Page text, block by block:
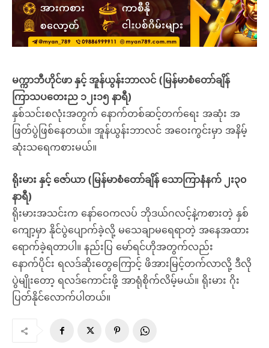
မက္ကာဘီဟိုင်ဖာ နှင့် အူန်ယွန်းဘာလင် (မြန်မာစံတော်ချိန်
ကြာသပတေးည ၁၂း၁၅ နာရီ)
နှစ်သင်းစလုံးအတွက် နောက်တစ်ဆင့်တက်ရေး အဆုံး အ
ဖြတ်ပွဲဖြစ်နေတယ်။ အူန်ယွန်းဘာလင် အဝေးကွင်းမှာ အနိမ့်
ဆုံးသရေကစားမယ်။
ရိုးမား နှင့် ဇော်ယာ (မြန်မာစံတော်ချိန် သောကြာနံနက် ၂း၃၀
နာရီ)
ရိုးမားအသင်းက နော်ဝေကလပ် ဘိုဒယ်ဂလင့်နဲ့ကစားတဲ့ နှစ်
ကျော့မှာ နိုင်ပွဲပျောက်ခဲ့လို့ မသေချာမရေရာတဲ့ အနေအထား
ရောက်ခဲ့ရတာပါ။ နည်းပြ မော်ရင်ဟိုအတွက်လည်း
နောက်ပိုင်း ရလဒ်ဆိုးတွေကြောင့် ဖိအားမြင့်တက်လာလို့ ဒီလို
ပွဲမျိုးတော့ ရလဒ်ကောင်းဖို့ အာရုံစိုက်လိမ့်မယ်။ ရိုးမား ဂိုး
ပြတ်နိုင်လောက်ပါတယ်။